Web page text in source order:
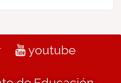
youtube